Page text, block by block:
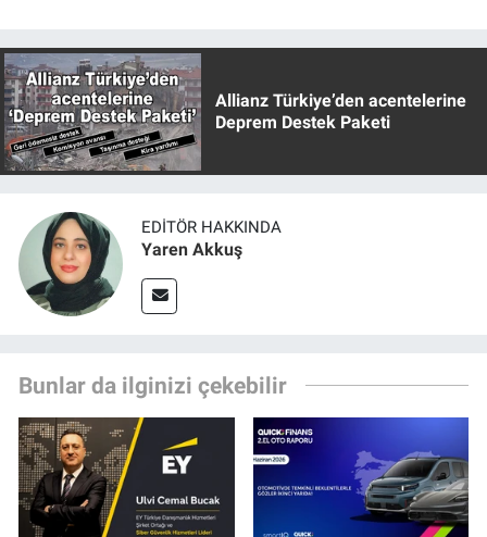
Allianz Türkiye’den acentelerine
Deprem Destek Paketi
EDITÖR HAKKINDA
Yaren Akkuş
Bunlar da ilginizi çekebilir